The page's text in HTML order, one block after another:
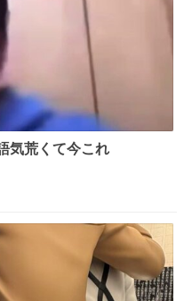
気荒くて今これ